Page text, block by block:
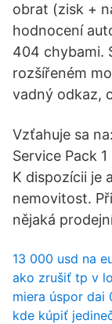
obrat (zisk +
hodnocení
404 chybami.
rozšířeném
vadný odkaz,
Vzťahuje sa
Service Pack
K dispozícii je
nemovitost.
nějaká
13 000 usd na
ako zrušiť tp v
miera úspor dai
kde kúpiť